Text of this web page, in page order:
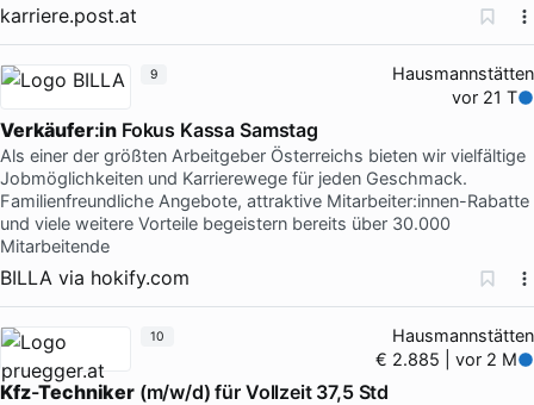
karriere.post.at
Hausmannstätten
vor 21 T
Verkäufer:in Fokus Kassa Samstag
Als einer der größten Arbeitgeber Österreichs bieten wir vielfältige
Jobmöglichkeiten und Karrierewege für jeden Geschmack.
Familienfreundliche Angebote, attraktive Mitarbeiter:innen-Rabatte
und viele weitere Vorteile begeistern bereits über 30.000
Mitarbeitende
BILLA via hokify.com
9
Hausmannstätten
€ 2.885 | vor 2 M
Kfz-Techniker(m/w/d) für Vollzeit 37,5 Std
10